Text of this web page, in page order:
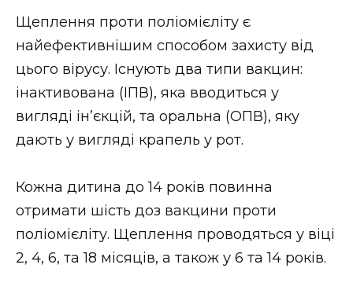
НОВИНИ ЗАХІДНОЇ УКРАЇНИ
ФОТО
Щеплення проти поліомієліту є
найефективнішим способом захисту від
цього вірусу. Існують два типи вакцин:
інактивована (ІПВ), яка вводиться у
вигляді ін’єкцій, та оральна (ОПВ), яку
дають у вигляді крапель у рот.
Кожна дитина до 14 років повинна
отримати шість доз вакцини проти
поліомієліту. Щеплення проводяться у віці
2, 4, 6, та 18 місяців, а також у 6 та 14 років.